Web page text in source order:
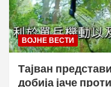
ВОЈНЕ ВЕСТИ
Тајван
добија јаче